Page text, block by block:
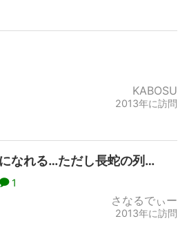
KABOSU
2013年に訪問
なれる…ただし長蛇の列…
1
さなるでぃー
2013年に訪問